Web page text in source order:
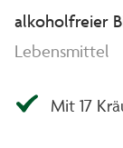
alkoholfreier
Lebensmittel
Mit 17